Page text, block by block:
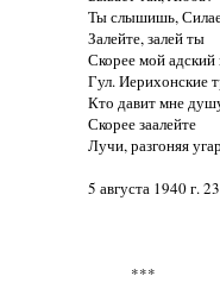
Ты слышишь,
Залейте, залей ты
Скорее мой
Гул. Иерихонские
Кто давит мне
Скорее заалейте
Лучи, разгоняя
5 августа 1940 г.
            ***